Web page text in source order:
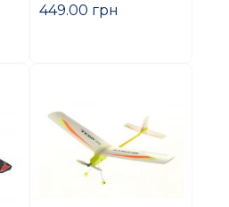
449.00 грн